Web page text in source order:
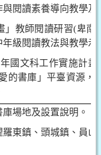
閱讀素養導向教學及
」教師閱讀研習(卑南
級閱讀教法與教學示
年國文科工作實施計畫
的書庫」平臺資源，
場地及設置說明。
東鎮、頭城鎮、員